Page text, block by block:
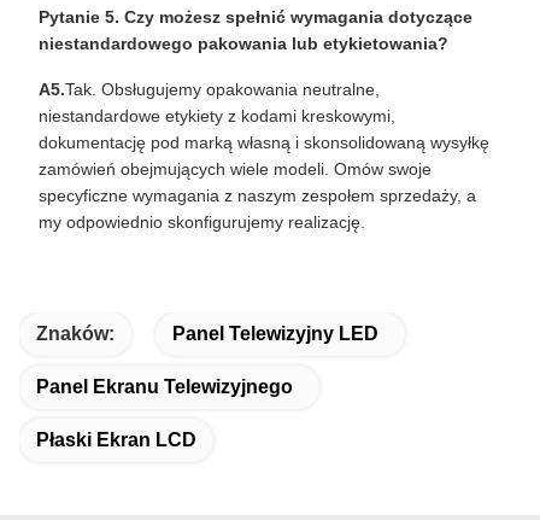
Pytanie 5. Czy możesz spełnić wymagania dotyczące
niestandardowego pakowania lub etykietowania?
A5.Tak. Obsługujemy opakowania neutralne,
niestandardowe etykiety z kodami kreskowymi,
dokumentację pod marką własną i skonsolidowaną wysyłkę
zamówień obejmujących wiele modeli. Omów swoje
specyficzne wymagania z naszym zespołem sprzedaży, a
my odpowiednio skonfigurujemy realizację.
Znaków: Panel Telewizyjny LED
Panel Ekranu Telewizyjnego
Płaski Ekran LCD